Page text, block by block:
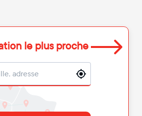
le plus proche